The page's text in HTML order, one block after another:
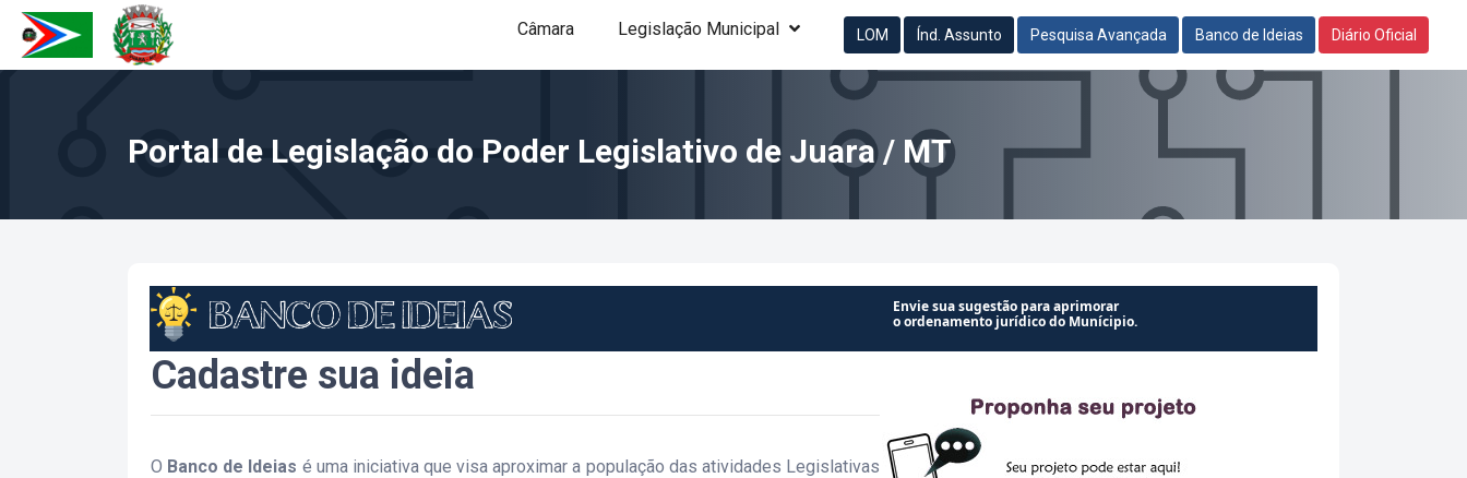
Câmara Legislação Municipal LOM Índ. Assunto Pesquisa Avançada Banco de Ideias Diário Oficial
Portal de Legislação do Poder Legislativo de Juara / MT
Envie sua sugestão para aprimorar
o ordenamento jurídico do Munícipio.
Cadastre sua ideia
O Banco de Ideias é uma iniciativa que visa aproximar a população das atividades Legislativas